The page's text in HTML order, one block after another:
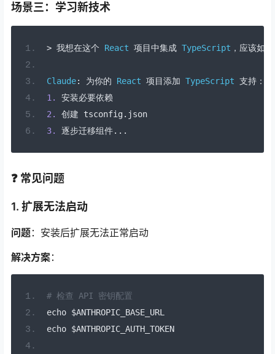
场景三：学习新技术
> 我想在这个 React 项目中集成 TypeScript ，应该如
Claude: 为你的 React 项目添加 TypeScript 支持：
1.
安装必要依赖
2.
创建 tsconfig . json
3.
逐步迁移组件...
❓ 常见问题
1. 扩展无法启动
问题：安装后扩展无法正常启动
解决方案：
# 检查 API 密钥配置
echo $ANTHROPIC_BASE_URL
echo $ANTHROPIC_AUTH_TOKEN